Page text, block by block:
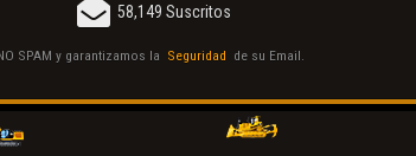
58,149 Suscritos
SPAM y garantizamos la Seguridad de su Email.